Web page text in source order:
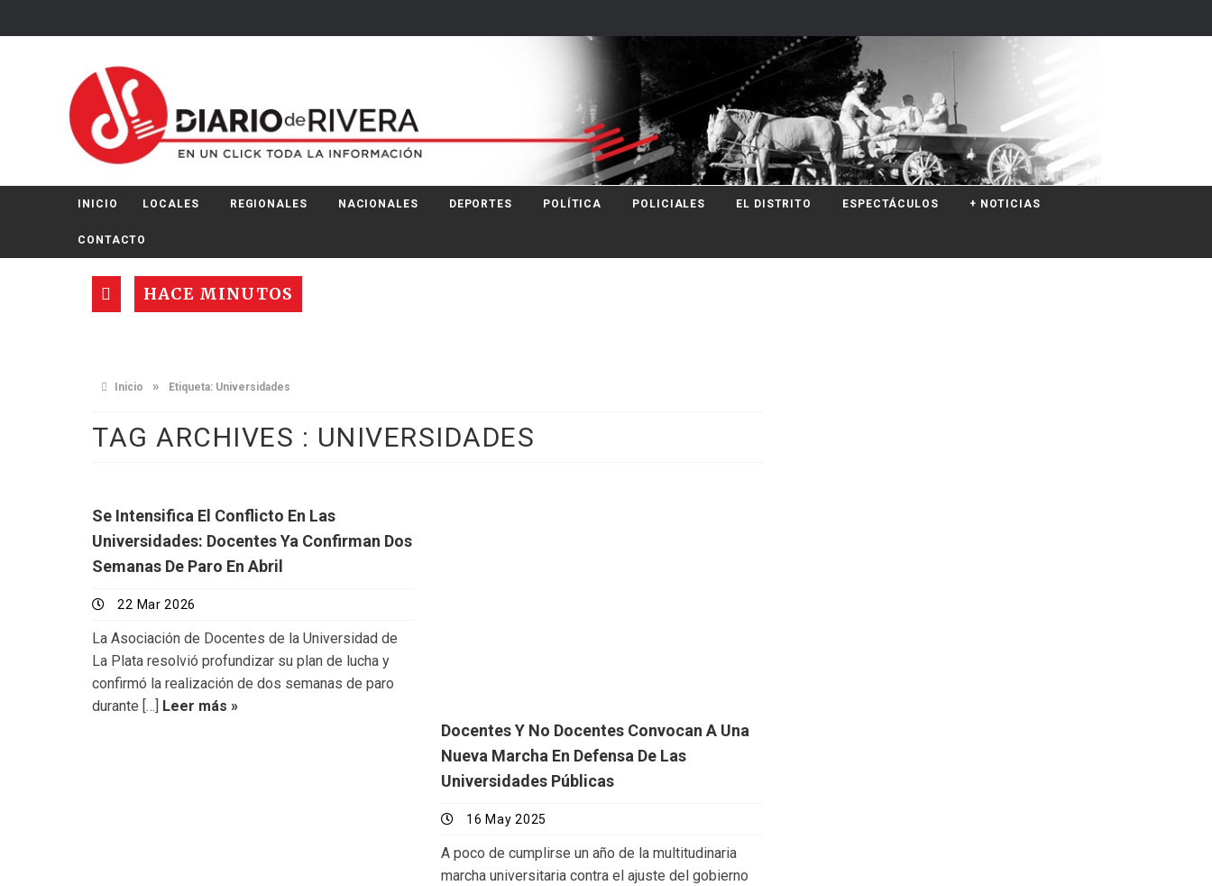
INICIO LOCALES REGIONALES NACIONALES DEPORTES POLÍTICA POLICIALES EL DISTRITO ESPECTÁCULOS + NOTICIAS
CONTACTO
HACE MINUTOS
Inicio » Etiqueta: Universidades
TAG ARCHIVES : UNIVERSIDADES
Se Intensifica El Conflicto En Las
Universidades: Docentes Ya Confirman Dos
Semanas De Paro En Abril
22 Mar 2026
La Asociación de Docentes de la Universidad de
La Plata resolvió profundizar su plan de lucha y
confirmó la realización de dos semanas de paro
durante […]
Leer más »
Docentes Y No Docentes Convocan A Una
Nueva Marcha En Defensa De Las
Universidades Públicas
16 May 2025
A poco de cumplirse un año de la multitudinaria
marcha universitaria contra el ajuste del gobierno